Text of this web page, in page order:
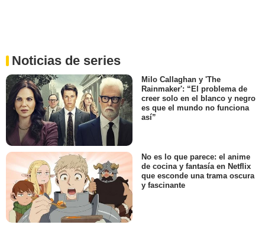
Noticias de series
Milo Callaghan y 'The
Rainmaker': “El problema de
creer solo en el blanco y negro
es que el mundo no funciona
así”
No es lo que parece: el anime
de cocina y fantasía en Netflix
que esconde una trama oscura
y fascinante